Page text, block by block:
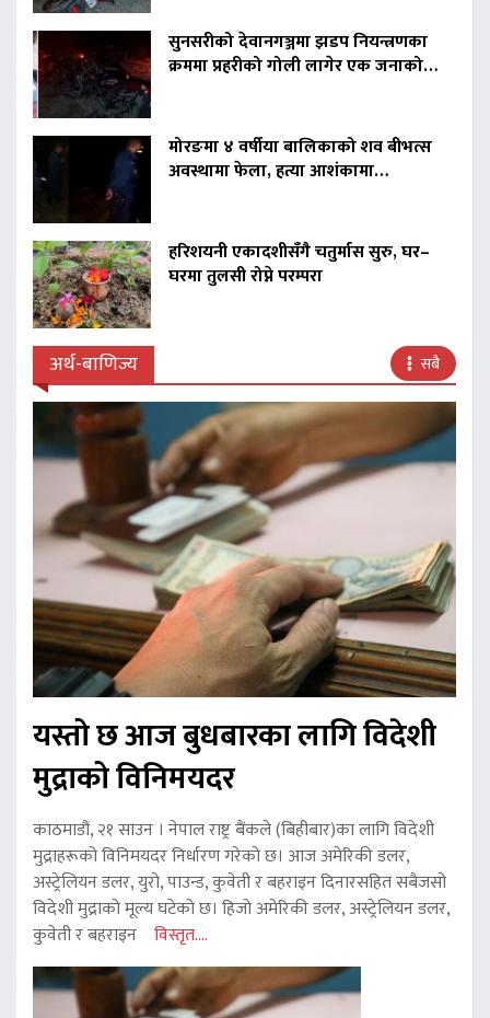
सुनसरीको देवानगञ्जमा झडप नियन्त्रणका
क्रममा प्रहरीको गोली लागेर एक जनाको…
मोरङमा ४ वर्षीया बालिकाको शव बीभत्स
अवस्थामा फेला, हत्या आशंकामा…
हरिशयनी एकादशीसँगै चतुर्मास सुरु, घर–
घरमा तुलसी रोप्ने परम्परा
अर्थ-बाणिज्य सबै
यस्तो छ आज बुधबारका लागि विदेशी
मुद्राको विनिमयदर
काठमाडौं, २१ साउन । नेपाल राष्ट्र बैंकले (बिहीबार)का लागि विदेशी
मुद्राहरूको विनिमयदर निर्धारण गरेको छ। आज अमेरिकी डलर,
अस्ट्रेलियन डलर, युरो, पाउन्ड, कुवेती र बहराइन दिनारसहित सबैजसो
विदेशी मुद्राको मूल्य घटेको छ। हिजो अमेरिकी डलर, अस्ट्रेलियन डलर,
कुवेती र बहराइन विस्तृत....